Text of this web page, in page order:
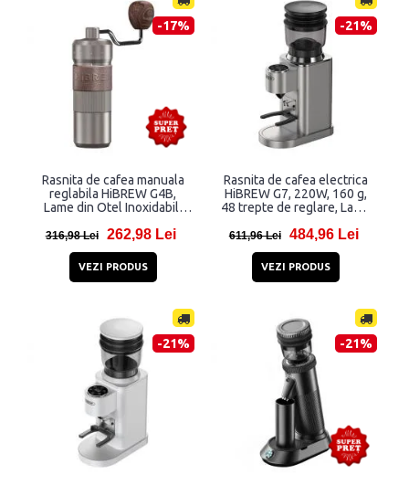
-17%
Rasnita de cafea manuala
reglabila HiBREW G4B,
Lame din Otel Inoxidabil,
316,98 Lei 262,98 Lei
VEZI PRODUS
-21%
Rasnita de cafea electrica
HiBREW G7, 220W, 160 g,
48 trepte de reglare, Lame
611,96 Lei 484,96 Lei
VEZI PRODUS
-21% -21%